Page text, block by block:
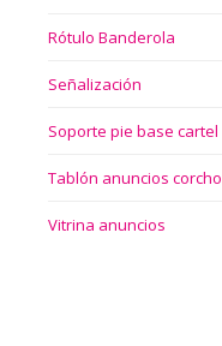
Rótulo Banderola
Señalización
Soporte pie base cartel
Tablón anuncios corcho
Vitrina anuncios